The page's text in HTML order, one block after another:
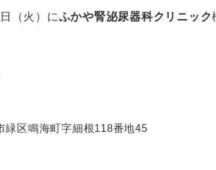
（火）にふかや腎泌尿器科クリニック
緑区鳴海町字細根118番地45